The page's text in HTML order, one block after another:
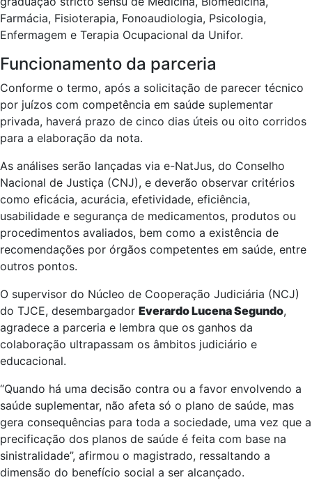
Farmácia, Fisioterapia, Fonoaudiologia, Psicologia,
Enfermagem e Terapia Ocupacional da Unifor.
Funcionamento da parceria
Conforme o termo, após a solicitação de parecer técnico
por juízos com competência em saúde suplementar
privada, haverá prazo de cinco dias úteis ou oito corridos
para a elaboração da nota.
As análises serão lançadas via e-NatJus, do Conselho
Nacional de Justiça (CNJ), e deverão observar critérios
como eficácia, acurácia, efetividade, eficiência,
usabilidade e segurança de medicamentos, produtos ou
procedimentos avaliados, bem como a existência de
recomendações por órgãos competentes em saúde, entre
outros pontos.
O supervisor do Núcleo de Cooperação Judiciária (NCJ)
do TJCE, desembargador Everardo Lucena Segundo,
agradece a parceria e lembra que os ganhos da
colaboração ultrapassam os âmbitos judiciário e
educacional.
“Quando há uma decisão contra ou a favor envolvendo a
saúde suplementar, não afeta só o plano de saúde, mas
gera consequências para toda a sociedade, uma vez que a
precificação dos planos de saúde é feita com base na
sinistralidade”, afirmou o magistrado, ressaltando a
dimensão do benefício social a ser alcançado.